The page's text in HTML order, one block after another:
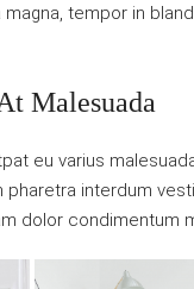
tempor in
Malesuada
eu varius
interdum
dolor condimentum